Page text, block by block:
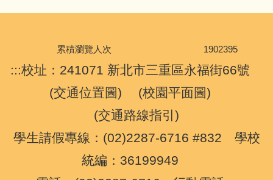
累積瀏覽人次 1902395
:::校址：241071 新北市三重區永福街66號
(交通位置圖) (校園平面圖)
(交通路線指引 )
學生請假專線：(02)2287-6716 #832 學校
統編：36199949